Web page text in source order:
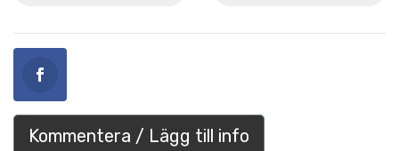
Kommentera / Lägg till info